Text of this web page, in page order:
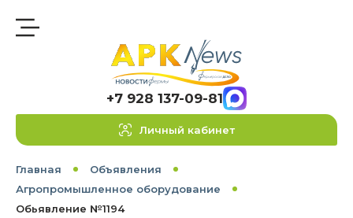
+7 928 137-09-81
Личный кабинет
Главная
Объявления
Агропромышленное оборудование
Обьявление №1194